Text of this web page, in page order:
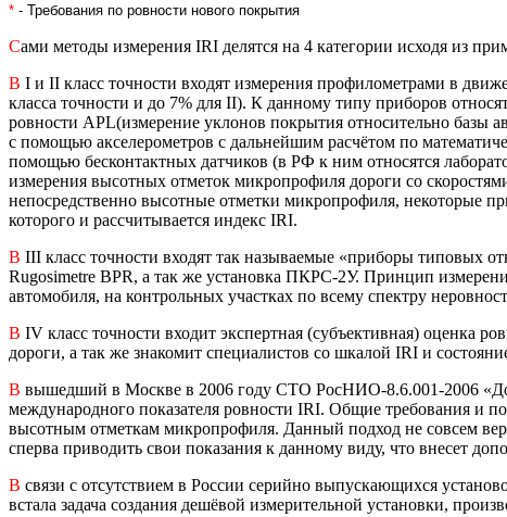
* - Требования по ровности нового покрытия
Сами методы измерения IRI делятся на 4 категории исходя из
В I и II класс точности входят измерения профилометрами в
класса точности и до 7% для II). К данному типу приборов
ровности APL(измерение уклонов покрытия относительно базы
с помощью акселерометров с дальнейшим расчётом по
помощью бесконтактных датчиков (в РФ к ним относятся
измерения высотных отметок микропрофиля дороги со
непосредственно высотные отметки микропрофиля, некоторые
которого и рассчитывается индекс IRI.
В III класс точности входят так называемые «приборы типовых
Rugosimetre BPR, а так же установка ПКРС-2У. Принцип
автомобиля, на контрольных участках по всему спектру
В IV класс точности входит экспертная (субъективная) оценка
дороги, а так же знакомит специалистов со шкалой IRI и
В вышедший в Москве в 2006 году СТО РосНИО-8.6.001-2006
международного показателя ровности IRI. Общие требования и
высотным отметкам микропрофиля. Данный подход не совсем
сперва приводить свои показания к данному виду, что внесет
В связи с отсутствием в России серийно выпускающихся
встала задача создания дешёвой измерительной установки,